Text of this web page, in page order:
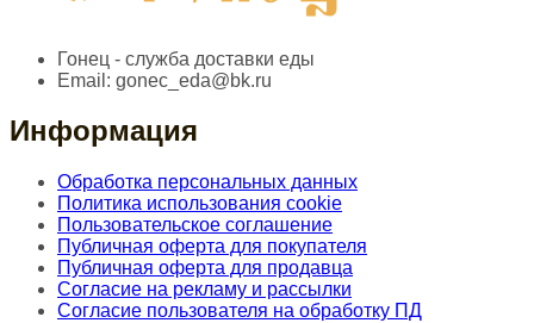
Гонец - служба доставки еды
Email: gonec_eda@bk.ru
Информация
Обработка персональных данных
Политика использования cookie
Пользовательское соглашение
Публичная оферта для покупателя
Публичная оферта для продавца
Согласие на рекламу и рассылки
Согласие пользователя на обработку ПД